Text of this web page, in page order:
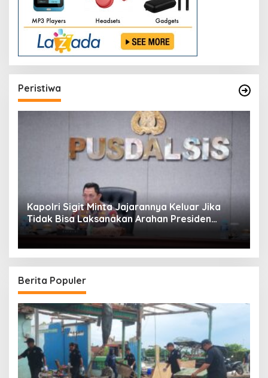
Peristiwa
Kapolri Sigit Minta Jajarannya Keluar Jika
Tidak Bisa Laksanakan Arahan Presiden
Jokowi
Berita Populer